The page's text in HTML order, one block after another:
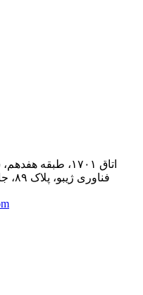
اتاق ۱۷۰۱، طبقه
فناوری ژیبو، پلاک ۸۹، جاده هنگبین، بائودینگ، هبی، چین